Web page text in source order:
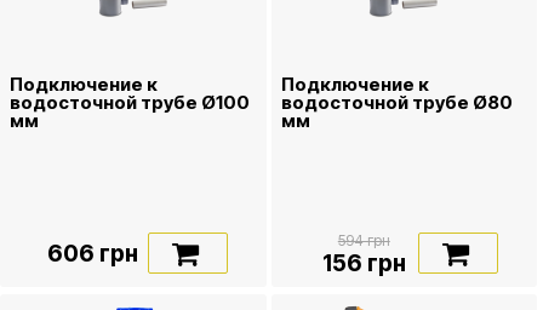
Подключение к
водосточной трубе Ø100
мм
606 грн
Подключение к
водосточной трубе Ø80
мм
156 грн
594 грн